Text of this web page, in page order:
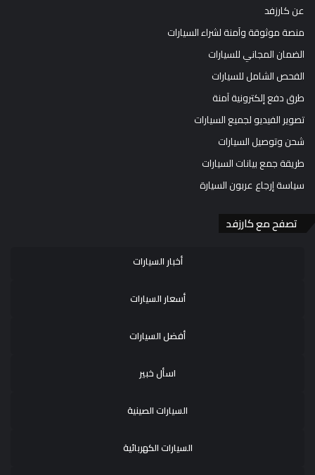
عن كارزفد
منصة موثوقة وآمنة لشراء السيارات
الضمان المجاني للسيارات
الفحص الشامل للسيارات
طرق دفع إلكترونية آمنة
تصوير الفيديو لجميع السيارات
شحن وتوصيل السيارات
طريقة جمع بيانات السيارات
سياسة إرجاع عربون السيارة
تصفح مع كارزفد
أخبار السيارات
أسعار السيارات
أفضل السيارات
اسأل خبير
السيارات الصينية
السيارات الكهربائية